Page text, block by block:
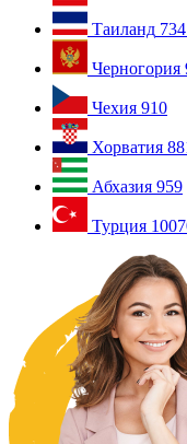
Таиланд
Черногория
Чехия 910
Хорватия
Абхазия 959
Турция